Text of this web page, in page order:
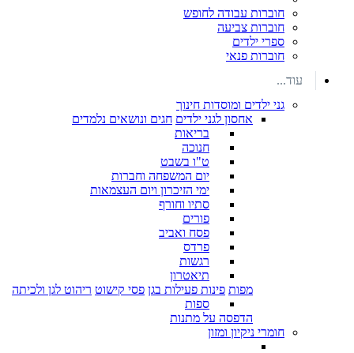
חוברות עבודה לחופש
חוברות צביעה
ספרי ילדים
חוברות פנאי
עוד...
גני ילדים ומוסדות חינוך
אחסון לגני ילדים חגים ונושאים נלמדים
בריאות
חנוכה
ט"ו בשבט
יום המשפחה וחברות
ימי הזיכרון ויום העצמאות
סתיו וחורף
פורים
פסח ואביב
פרדס
רגשות
תיאטרון
מפות פינות פעילות בגן פסי קישוט ריהוט לגן ולכיתה
ספות
הדפסה על מתנות
חומרי ניקיון ומזון